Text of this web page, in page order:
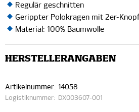
Regulär geschnitten
Gerippter Polokragen mit 2er-
Material: 100% Baumwolle
HERSTELLERANGABEN
Artikelnummer: 14058
Logistiknummer: DX003607-001